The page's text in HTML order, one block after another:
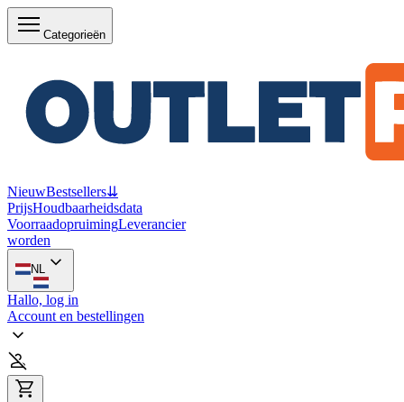
Categorieën
NieuwBestsellers⇊
PrijsHoudbaarheidsdata
VoorraadopruimingLeverancier
worden
NL
Hallo, log in
Account en bestellingen